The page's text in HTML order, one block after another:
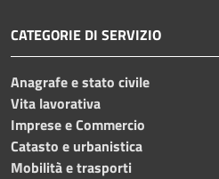
CATEGORIE DI SERVIZIO
Anagrafe e stato civile
Vita lavorativa
Imprese e Commercio
Catasto e urbanistica
Mobilità e trasporti